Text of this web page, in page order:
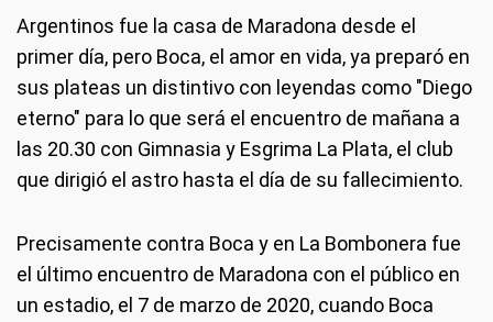
Argentinos fue la casa de Maradona desde el
primer día, pero Boca, el amor en vida, ya preparó en
sus plateas un distintivo con leyendas como "Diego
eterno" para lo que será el encuentro de mañana a
las 20.30 con Gimnasia y Esgrima La Plata, el club
que dirigió el astro hasta el día de su fallecimiento.
Precisamente contra Boca y en La Bombonera fue
el último encuentro de Maradona con el público en
un estadio, el 7 de marzo de 2020, cuando Boca